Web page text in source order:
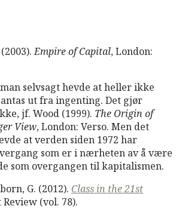
(2003).Empire of Capital, London:
selvsagt hevde at heller ikke
ut fra ingenting. Det gjør
jf. Wood (1999). The Origin of
View, London: Verso. Men det
at verden siden 1972 har
som er i nærheten av å være
som overgangen til kapitalismen.
G. (2012). Class in the 21st
(vol. 78).